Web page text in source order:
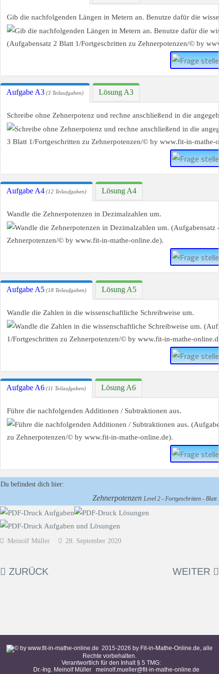
Gib die nachfolgenden Längen in Metern an. Benutze dafür die
Aufgabe A3 (3 Teilaufgaben) Lösung A3
Schreibe ohne Zehnerpotenz und rechne anschließend in die
Aufgabe A4 (12 Teilaufgaben) Lösung A4
Wandle die Zehnerpotenzen in Dezimalzahlen um.
Aufgabe A5 (18 Teilaufgaben) Lösung A5
Wandle die Zahlen in die wissenschaftliche Schreibweise um.
Aufgabe A6 (11 Teilaufgaben) Lösung A6
Führe die nachfolgenden Additionen / Subtraktionen aus.
Du befindest dich hier:
Zehnerpotenzen Level 2 - Fortgeschritten - Blatt
Meinolf Müller 28. September 2020
ZURÜCK WEITER
2015-2026 by Fit-in-Mathe-Online.de, alle
Rechte vorbehalten.
Verantwortlich für den Inhalt § 5 TMG:
Dr.-Ing. Meinolf Müller meinolf.mueller@fit-in-mathe-online.de